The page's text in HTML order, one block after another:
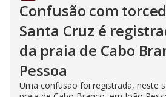
Confusão com
Santa Cruz é
da praia de Cabo
Pessoa
Uma confusão foi registrada, neste